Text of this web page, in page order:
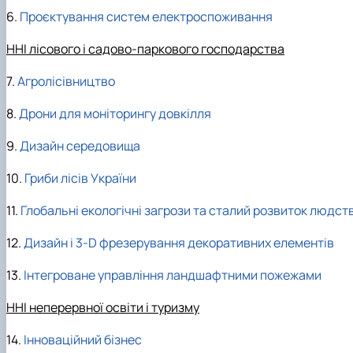
6. Проєктування систем електроспоживання
ННІ лісового і садово-паркового господарства
7.Агролісівництво
8.Дрони для моніторингу довкілля
9.Дизайн середовища
10. Гриби лісів України
11. Глобальні екологічні загрози та сталий розвиток
12.Дизайн і 3-D фрезерування декоративних елементів
13. Інтегроване управління ландшафтними пожежами
ННІ неперервної освіти і туризму
14. Інноваційний бізнес